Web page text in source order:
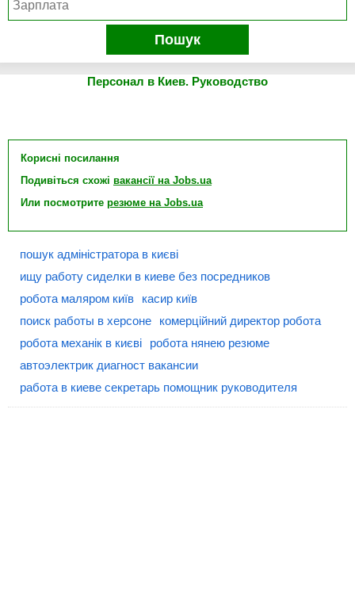
Пошук
Персонал в Киев. Руководство
Корисні посилання
Подивіться схожі вакансії на Jobs.ua
Или посмотрите резюме на Jobs.ua
пошук адміністратора в києві
ищу работу сиделки в киеве без посредников
робота маляром київ
касир київ
поиск работы в херсоне
комерційний директор робота
робота механік в києві
робота нянею резюме
автоэлектрик диагност вакансии
работа в киеве секретарь помощник руководителя